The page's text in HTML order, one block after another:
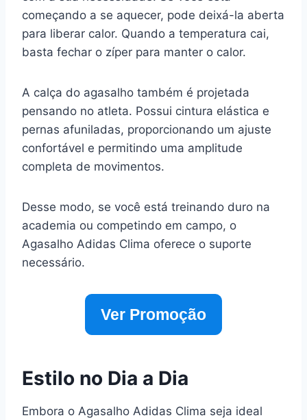
começando a se aquecer, pode deixá-la aberta
para liberar calor. Quando a temperatura cai,
basta fechar o zíper para manter o calor.
A calça do agasalho também é projetada
pensando no atleta. Possui cintura elástica e
pernas afuniladas, proporcionando um ajuste
confortável e permitindo uma amplitude
completa de movimentos.
Desse modo, se você está treinando duro na
academia ou competindo em campo, o
Agasalho Adidas Clima oferece o suporte
necessário.
Ver Promoção
Estilo no Dia a Dia
Embora o Agasalho Adidas Clima seja ideal